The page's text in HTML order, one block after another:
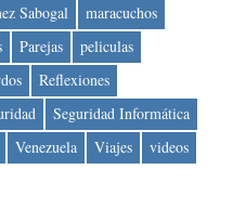
Sabogal
maracuchos
Parejas
peliculas
Reflexiones
Seguridad Informática
Venezuela Viajes videos